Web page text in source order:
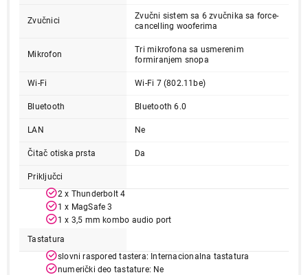
Zvučnici
Zvučni sistem sa 6 zvučnika sa force-
cancelling wooferima
Mikrofon
Tri mikrofona sa usmerenim
formiranjem snopa
Wi-Fi Wi-Fi 7 (802.11be)
Bluetooth Bluetooth 6.0
LAN Ne
Čitač otiska prsta Da
Priključci
2 x Thunderbolt 4
1 x MagSafe 3
1 x 3,5 mm kombo audio port
Tastatura
slovni raspored tastera: Internacionalna tastatura
numerički deo tastature: Ne
LAPTOPOVI
APPLE MacBook Air 15.3", M5 10C
CPU/10C GPU, 24GB, 1TB, ZEE, silver -
mdvc4ze/a
Proizvod je dodat u korpu.